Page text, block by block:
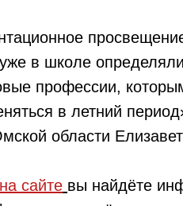
в школе
профессии,
в летний
области
на сайте вы найдёте